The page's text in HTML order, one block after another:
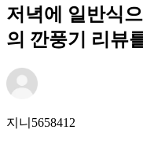
저녁에 일반식
의 깐풍기 리뷰
지니5658412